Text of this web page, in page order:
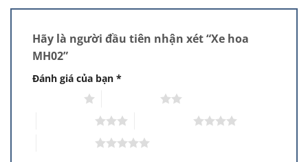
Hãy là người đầu tiên nhận xét “Xe hoa
MH02”
Đánh giá của bạn *